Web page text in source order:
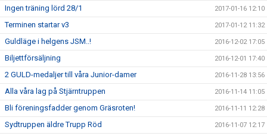
Ingen träning lörd 28/1 2017-01-16 12:10
Terminen startar v3 2017-01-12 11:32
Guldläge i helgens JSM..! 2016-12-02 17:05
Biljettförsäljning 2016-12-01 17:40
2 GULD-medaljer till våra Junior-damer 2016-11-28 13:56
Alla våra lag på Stjärntruppen 2016-11-14 11:05
Bli föreningsfadder genom Gräsroten! 2016-11-11 12:28
Sydtruppen äldre Trupp Röd 2016-11-07 12:17